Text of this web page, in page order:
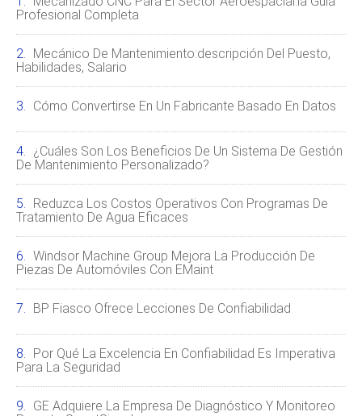
Profesional Completa
Mecánico De Mantenimiento:descripción Del Puesto,
Habilidades, Salario
Cómo Convertirse En Un Fabricante Basado En Datos
¿Cuáles Son Los Beneficios De Un Sistema De Gestión
De Mantenimiento Personalizado?
Reduzca Los Costos Operativos Con Programas De
Tratamiento De Agua Eficaces
Windsor Machine Group Mejora La Producción De
Piezas De Automóviles Con EMaint
BP Fiasco Ofrece Lecciones De Confiabilidad
Por Qué La Excelencia En Confiabilidad Es Imperativa
Para La Seguridad
GE Adquiere La Empresa De Diagnóstico Y Monitoreo